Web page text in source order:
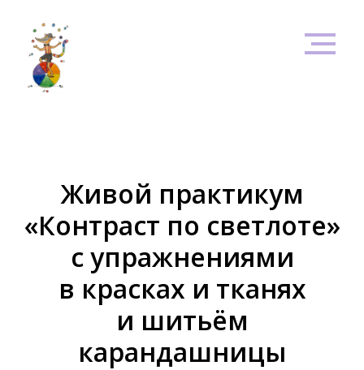
Живой практикум
«Контраст по светлоте»
с упражнениями
в красках и тканях
и шитьём
карандашницы